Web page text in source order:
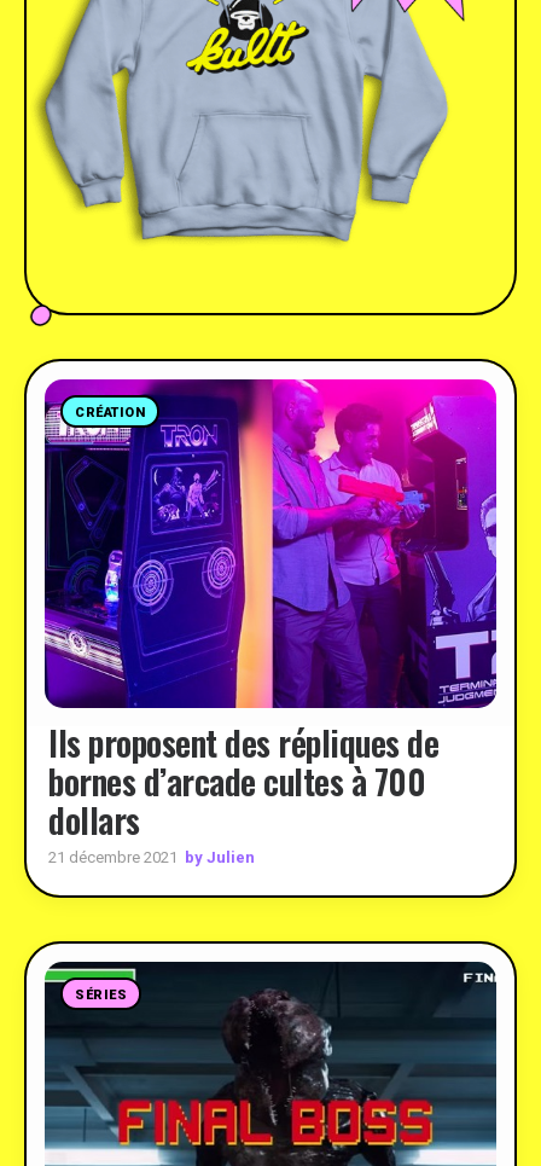
CRÉATION
Ils proposent des répliques de
bornes d’arcade cultes à 700
dollars
21 décembre 2021 by Julien
SÉRIES